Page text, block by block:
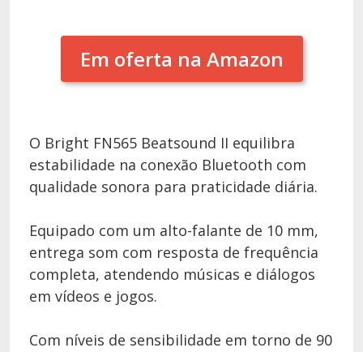
Em oferta na Amazon
O Bright FN565 Beatsound II equilibra
estabilidade na conexão Bluetooth com
qualidade sonora para praticidade diária.
Equipado com um alto-falante de 10 mm,
entrega som com resposta de frequência
completa, atendendo músicas e diálogos
em vídeos e jogos.
Com níveis de sensibilidade em torno de 90